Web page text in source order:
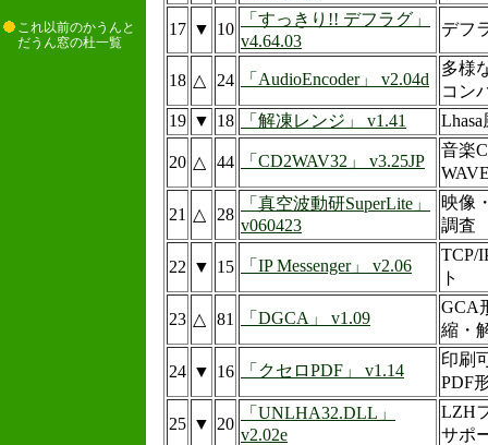
これ以前のかうんと
だうん窓の杜一覧
17 ▼ 10
「すっきり!! デフラグ」
v4.64.03
デフ
18 △ 24 「AudioEncoder」 v2.04d
多様
コン
19 ▼ 18 「解凍レンジ」 v1.41
20 △ 44 「CD2WAV32」 v3.25JP
音楽
21 △ 28
「真空波動研SuperLite」
v060423
映像
調査
22 ▼ 15 「IP Messenger」 v2.06
TCP/
ト
23 △ 81 「DGCA」 v1.09
GCA
縮・
24 ▼ 16 「クセロPDF」 v1.14
印刷
PDF
25 ▼ 20
「UNLHA32.DLL」
v2.02e
LZH
サポ